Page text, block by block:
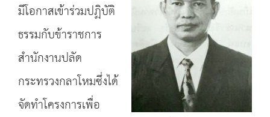
มีโอกาสเข้าร่วมปฏิบัติ
ธรรมกับข้าราชการ
สำนักงานปลัด
กระทรวงกลาโหมซึ่งได้
จัดทำโครงการเพื่อ